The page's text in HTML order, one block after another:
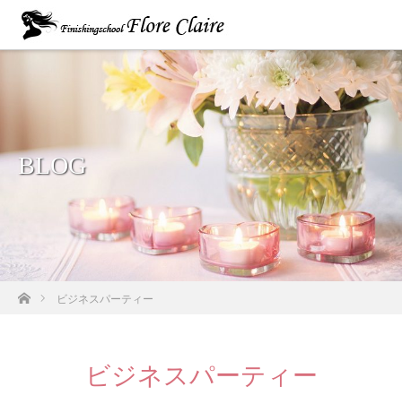
BLOG
ホームビジネスパーティー
ビジネスパーティー